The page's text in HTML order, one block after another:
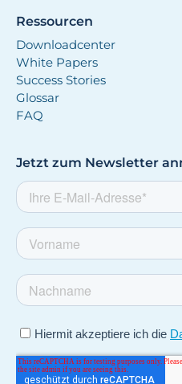
Ressourcen
Downloadcenter
White Papers
Success Stories
Glossar
FAQ
Jetzt zum Newsletter